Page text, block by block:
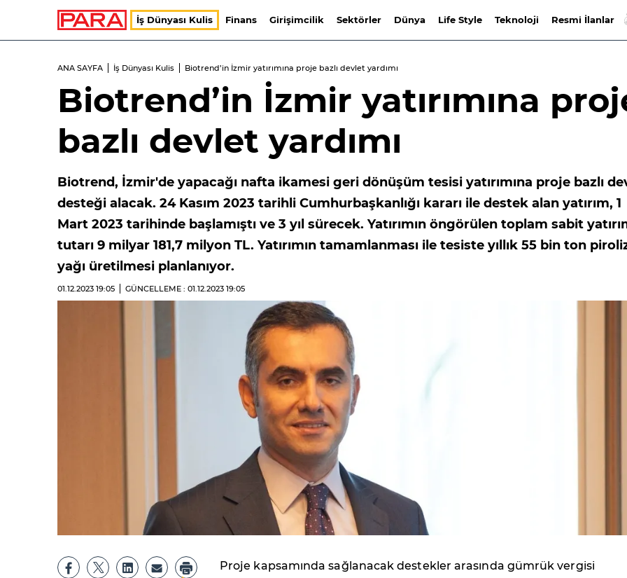
İş Dünyası Kulis Finans Girişimcilik Sektörler Dünya Life Style Teknoloji Resmi İlanlar
ANA SAYFA İş Dünyası Kulis Biotrend’in İzmir yatırımına proje bazlı devlet yardımı
Biotrend’in İzmir yatırımına
bazlı devlet yardımı
Biotrend, İzmir'de yapacağı nafta ikamesi geri dönüşüm tesisi yatırımına proje bazlı
desteği alacak. 24 Kasım 2023 tarihli Cumhurbaşkanlığı kararı ile destek alan yatırım, 1
Mart 2023 tarihinde başlamıştı ve 3 yıl sürecek. Yatırımın öngörülen toplam sabit
tutarı 9 milyar 181,7 milyon TL. Yatırımın tamamlanması ile tesiste yıllık 55 bin ton
yağı üretilmesi planlanıyor.
01.12.2023 19:05 GÜNCELLEME : 01.12.2023 19:05
Proje kapsamında sağlanacak destekler arasında gümrük vergisi